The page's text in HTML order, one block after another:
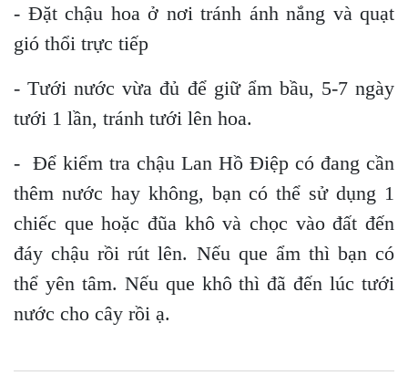
- Đặt chậu hoa ở nơi tránh ánh nắng và quạt
gió thổi trực tiếp
- Tưới nước vừa đủ để giữ ẩm bầu, 5-7 ngày
tưới 1 lần, tránh tưới lên hoa.
- Để kiểm tra chậu Lan Hồ Điệp có đang cần
thêm nước hay không, bạn có thể sử dụng 1
chiếc que hoặc đũa khô và chọc vào đất đến
đáy chậu rồi rút lên. Nếu que ẩm thì bạn có
thể yên tâm. Nếu que khô thì đã đến lúc tưới
nước cho cây rồi ạ.